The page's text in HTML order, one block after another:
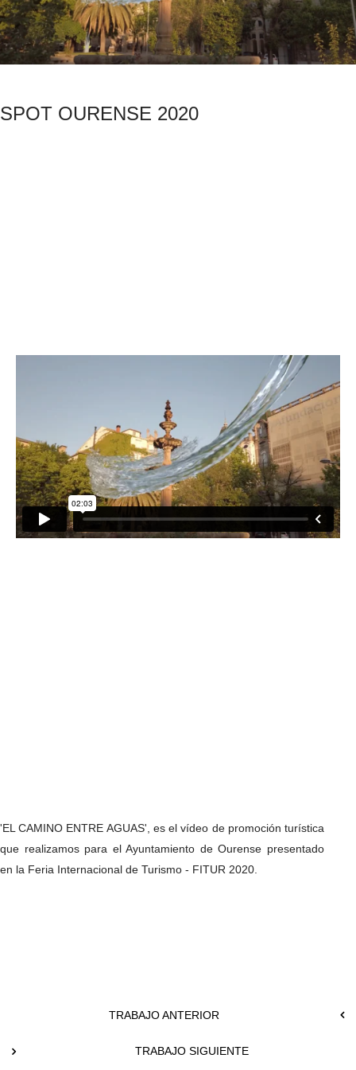
SPOT OURENSE 2020
'EL CAMINO ENTRE AGUAS', es el vídeo de promoción turística
que realizamos para el Ayuntamiento de Ourense presentado
en la Feria Internacional de Turismo - FITUR 2020.
TRABAJO ANTERIOR
TRABAJO SIGUIENTE